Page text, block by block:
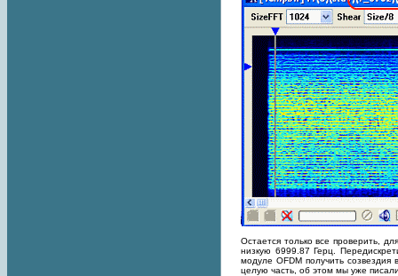
Остается только все проверить,
низкую 6999.87 Герц.
модуле OFDM получить
целую часть, об этом мы уже